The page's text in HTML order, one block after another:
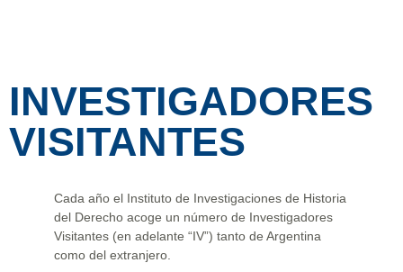
INVESTIGADORES
VISITANTES
Cada año el Instituto de Investigaciones de Historia
del Derecho acoge un número de Investigadores
Visitantes (en adelante “IV”) tanto de Argentina
como del extranjero.